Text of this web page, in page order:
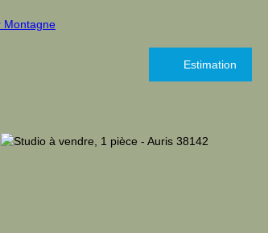
Estimation